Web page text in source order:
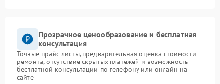
Прозрачное ценообразование и бесплатная
консультация
Точные прайс-листы, предварительная оценка стоимости
ремонта, отсутствие скрытых платежей и возможность
бесплатной консультации по телефону или онлайн на
сайте